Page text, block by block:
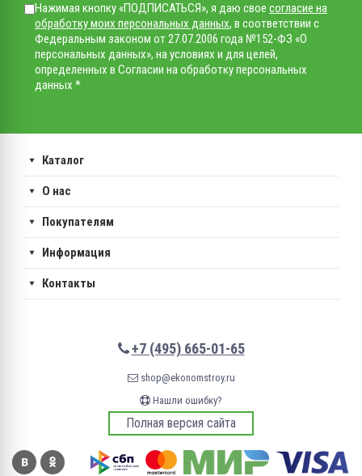
Нажимая кнопку «ПОДПИСАТЬСЯ», я даю свое согласие на
обработку моих персональных данных, в соответствии с
Федеральным законом от 27.07.2006 года №152-ФЗ «О
персональных данных», на условиях и для целей,
определенных в Согласии на обработку персональных
данных *
Каталог
О нас
Покупателям
Информация
Контакты
+7 (495) 665-01-65
shop@ekonomstroy.ru
Нашли ошибку?
Полная версия сайта